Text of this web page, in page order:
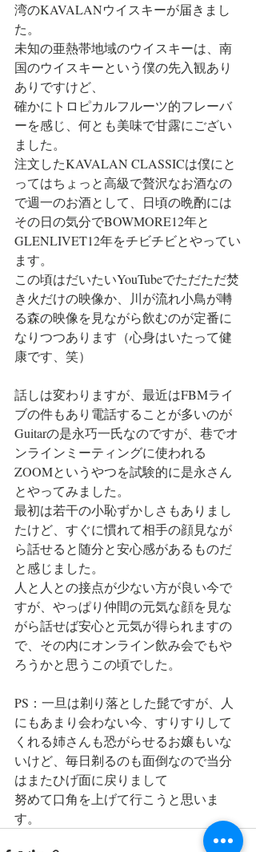
湾のKAVALANウイスキーが届きまし
た。
未知の亜熱帯地域のウイスキーは、南
国のウイスキーという僕の先入観あり
ありですけど、
確かにトロピカルフルーツ的フレーバ
ーを感じ、何とも美味で甘露にござい
ました。
注文したKAVALAN CLASSICは僕にと
ってはちょっと高級で贅沢なお酒なの
で週一のお酒として、日頃の晩酌には
その日の気分でBOWMORE12年と
GLENLIVET12年をチビチビとやってい
ます。
この頃はだいたいYouTubeでただただ焚
き火だけの映像か、川が流れ小鳥が囀
る森の映像を見ながら飲むのが定番に
なりつつあります（心身はいたって健
康です、笑）
話しは変わりますが、最近はFBMライ
ブの件もあり電話することが多いのが
Guitarの是永巧一氏なのですが、巷でオ
ンラインミーティングに使われる
ZOOMというやつを試験的に是永さん
とやってみました。
最初は若干の小恥ずかしさもありまし
たけど、すぐに慣れて相手の顔見なが
ら話せると随分と安心感があるものだ
と感じました。
人と人との接点が少ない方が良い今で
すが、やっぱり仲間の元気な顔を見な
がら話せば安心と元気が得られますの
で、その内にオンライン飲み会でもや
ろうかと思うこの頃でした。
PS：一旦は剃り落とした髭ですが、人
にもあまり会わない今、すりすりして
くれる姉さんも恐がらせるお嬢もいな
いけど、毎日剃るのも面倒なので当分
はまたひげ面に戻りまして
努めて口角を上げて行こうと思いま
す。